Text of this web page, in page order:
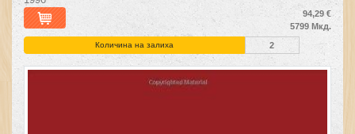
94,29 €
5799 Мкд.
Количина на залиха 2